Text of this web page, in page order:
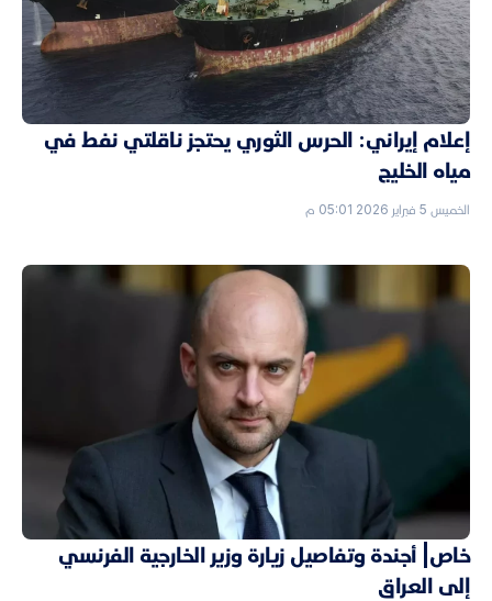
إعلام إيراني: الحرس الثوري يحتجز ناقلتي نفط في
مياه الخليج
الخميس 5 فبراير 2026 05:01 م
خاص| أجندة وتفاصيل زيارة وزير الخارجية الفرنسي
إلى العراق